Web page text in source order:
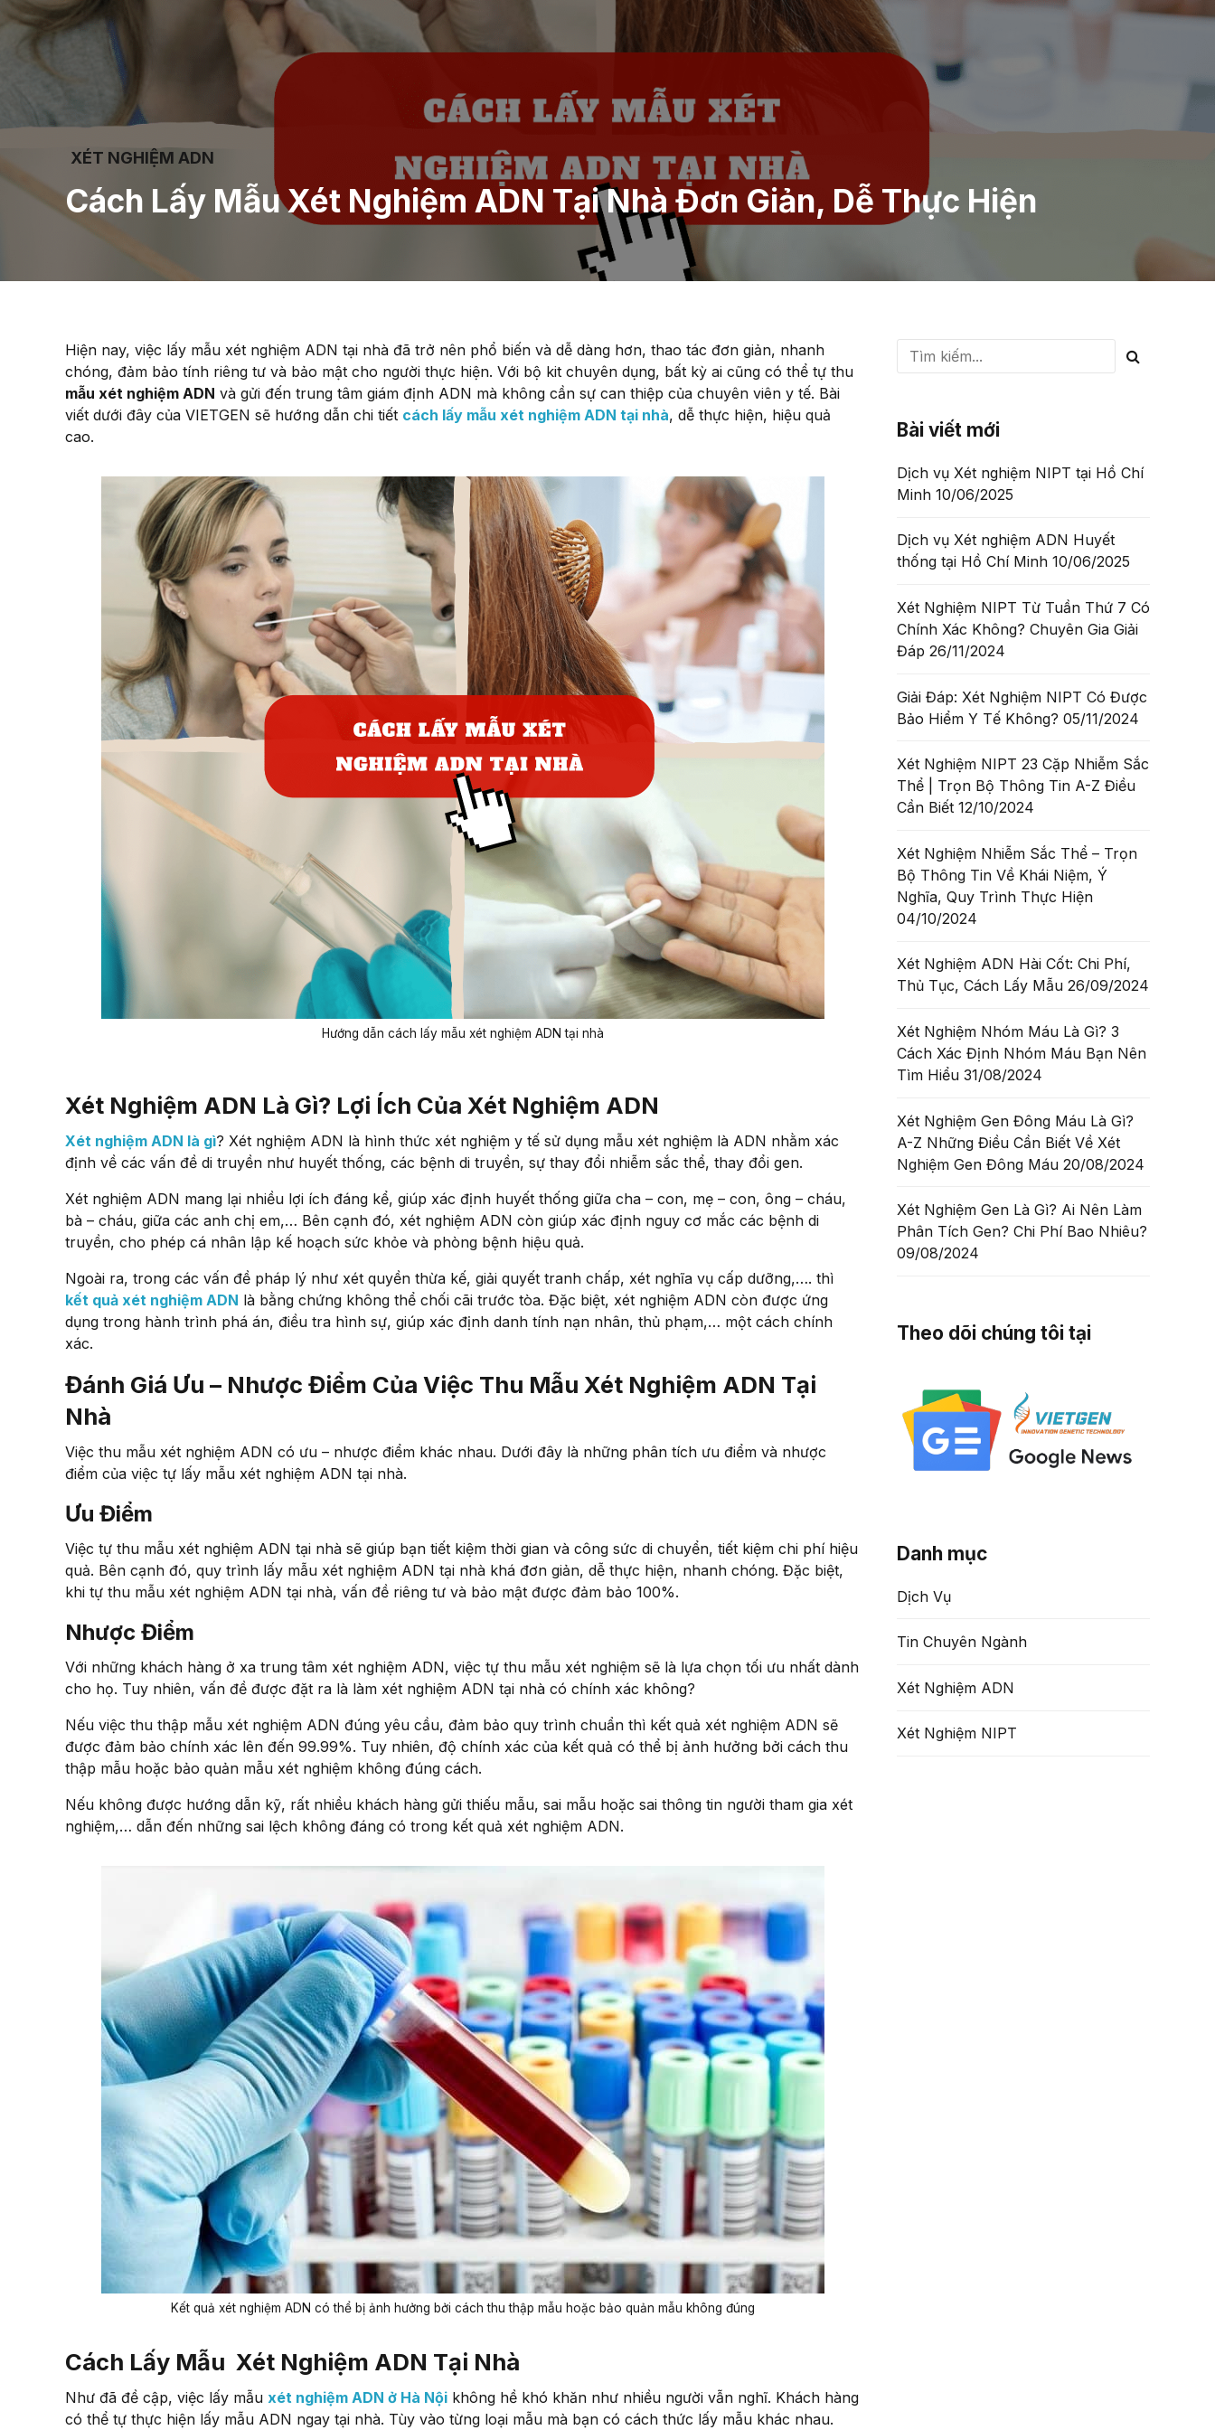
XÉT NGHIỆM ADN
Cách Lấy Mẫu Xét Nghiệm ADN Tại Nhà Đơn Giản, Dễ Thực Hiện
Hiện nay, việc lấy mẫu xét nghiệm ADN tại nhà đã trở nên phổ biến và dễ dàng hơn, thao tác đơn giản, nhanh
chóng, đảm bảo tính riêng tư và bảo mật cho người thực hiện. Với bộ kit chuyên dụng, bất kỳ ai cũng có thể tự thu
mẫu xét nghiệm ADN và gửi đến trung tâm giám định ADN mà không cần sự can thiệp của chuyên viên y tế. Bài
viết dưới đây của VIETGEN sẽ hướng dẫn chi tiết cách lấy mẫu xét nghiệm ADN tại nhà, dễ thực hiện, hiệu quả
cao.
Hướng dẫn cách lấy mẫu xét nghiệm ADN tại nhà
Xét Nghiệm ADN Là Gì? Lợi Ích Của Xét Nghiệm ADN
Xét nghiệm ADN là gì? Xét nghiệm ADN là hình thức xét nghiệm y tế sử dụng mẫu xét nghiệm là ADN nhằm xác
định về các vấn đề di truyền như huyết thống, các bệnh di truyền, sự thay đổi nhiễm sắc thể, thay đổi gen.
Xét nghiệm ADN mang lại nhiều lợi ích đáng kể, giúp xác định huyết thống giữa cha – con, mẹ – con, ông – cháu,
bà – cháu, giữa các anh chị em,… Bên cạnh đó, xét nghiệm ADN còn giúp xác định nguy cơ mắc các bệnh di
truyền, cho phép cá nhân lập kế hoạch sức khỏe và phòng bệnh hiệu quả.
Ngoài ra, trong các vấn đề pháp lý như xét quyền thừa kế, giải quyết tranh chấp, xét nghĩa vụ cấp dưỡng,…. thì
kết quả xét nghiệm ADN là bằng chứng không thể chối cãi trước tòa. Đặc biệt, xét nghiệm ADN còn được ứng
dụng trong hành trình phá án, điều tra hình sự, giúp xác định danh tính nạn nhân, thủ phạm,… một cách chính
xác.
Đánh Giá Ưu – Nhược Điểm Của Việc Thu Mẫu Xét Nghiệm ADN Tại
Nhà
Việc thu mẫu xét nghiệm ADN có ưu – nhược điểm khác nhau. Dưới đây là những phân tích ưu điểm và nhược
điểm của việc tự lấy mẫu xét nghiệm ADN tại nhà.
Ưu Điểm
Việc tự thu mẫu xét nghiệm ADN tại nhà sẽ giúp bạn tiết kiệm thời gian và công sức di chuyển, tiết kiệm chi phí hiệu
quả. Bên cạnh đó, quy trình lấy mẫu xét nghiệm ADN tại nhà khá đơn giản, dễ thực hiện, nhanh chóng. Đặc biệt,
khi tự thu mẫu xét nghiệm ADN tại nhà, vấn đề riêng tư và bảo mật được đảm bảo 100%.
Nhược Điểm
Với những khách hàng ở xa trung tâm xét nghiệm ADN, việc tự thu mẫu xét nghiệm sẽ là lựa chọn tối ưu nhất dành
cho họ. Tuy nhiên, vấn đề được đặt ra là làm xét nghiệm ADN tại nhà có chính xác không?
Nếu việc thu thập mẫu xét nghiệm ADN đúng yêu cầu, đảm bảo quy trình chuẩn thì kết quả xét nghiệm ADN sẽ
được đảm bảo chính xác lên đến 99.99%. Tuy nhiên, độ chính xác của kết quả có thể bị ảnh hưởng bởi cách thu
thập mẫu hoặc bảo quản mẫu xét nghiệm không đúng cách.
Nếu không được hướng dẫn kỹ, rất nhiều khách hàng gửi thiếu mẫu, sai mẫu hoặc sai thông tin người tham gia xét
nghiệm,… dẫn đến những sai lệch không đáng có trong kết quả xét nghiệm ADN.
Kết quả xét nghiệm ADN có thể bị ảnh hưởng bởi cách thu thập mẫu hoặc bảo quản mẫu không đúng
Cách Lấy Mẫu Xét Nghiệm ADN Tại Nhà
Như đã đề cập, việc lấy mẫu xét nghiệm ADN ở Hà Nội không hề khó khăn như nhiều người vẫn nghĩ. Khách hàng
có thể tự thực hiện lấy mẫu ADN ngay tại nhà. Tùy vào từng loại mẫu mà bạn có cách thức lấy mẫu khác nhau.
Bài viết mới
Dịch vụ Xét nghiệm NIPT tại Hồ Chí
Minh 10/06/2025
Dịch vụ Xét nghiệm ADN Huyết
thống tại Hồ Chí Minh 10/06/2025
Xét Nghiệm NIPT Từ Tuần Thứ 7 Có
Chính Xác Không? Chuyên Gia Giải
Đáp 26/11/2024
Giải Đáp: Xét Nghiệm NIPT Có Được
Bảo Hiểm Y Tế Không? 05/11/2024
Xét Nghiệm NIPT 23 Cặp Nhiễm Sắc
Thể | Trọn Bộ Thông Tin A-Z Điều
Cần Biết 12/10/2024
Xét Nghiệm Nhiễm Sắc Thể – Trọn
Bộ Thông Tin Về Khái Niệm, Ý
Nghĩa, Quy Trình Thực Hiện
04/10/2024
Xét Nghiệm ADN Hài Cốt: Chi Phí,
Thủ Tục, Cách Lấy Mẫu 26/09/2024
Xét Nghiệm Nhóm Máu Là Gì? 3
Cách Xác Định Nhóm Máu Bạn Nên
Tìm Hiểu 31/08/2024
Xét Nghiệm Gen Đông Máu Là Gì?
A-Z Những Điều Cần Biết Về Xét
Nghiệm Gen Đông Máu 20/08/2024
Xét Nghiệm Gen Là Gì? Ai Nên Làm
Phân Tích Gen? Chi Phí Bao Nhiêu?
09/08/2024
Theo dõi chúng tôi tại
Danh mục
Dịch Vụ
Tin Chuyên Ngành
Xét Nghiệm ADN
Xét Nghiệm NIPT